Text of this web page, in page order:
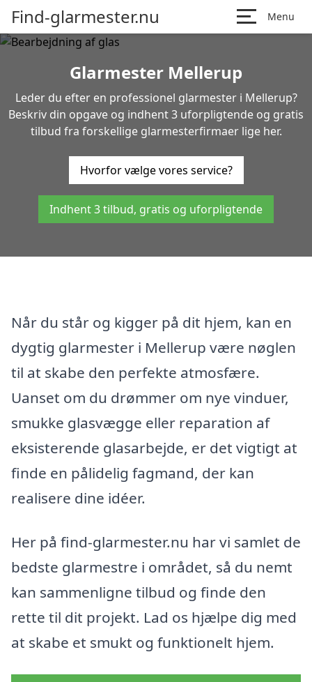
Find-glarmester.nu Menu
Glarmester Mellerup
Leder du efter en professionel glarmester i Mellerup?
Beskriv din opgave og indhent 3 uforpligtende og gratis
tilbud fra forskellige glarmesterfirmaer lige her.
Hvorfor vælge vores service?
Indhent 3 tilbud, gratis og uforpligtende
Når du står og kigger på dit hjem, kan en
dygtig glarmester i Mellerup være nøglen
til at skabe den perfekte atmosfære.
Uanset om du drømmer om nye vinduer,
smukke glasvægge eller reparation af
eksisterende glasarbejde, er det vigtigt at
finde en pålidelig fagmand, der kan
realisere dine idéer.
Her på find-glarmester.nu har vi samlet de
bedste glarmestre i området, så du nemt
kan sammenligne tilbud og finde den
rette til dit projekt. Lad os hjælpe dig med
at skabe et smukt og funktionelt hjem.